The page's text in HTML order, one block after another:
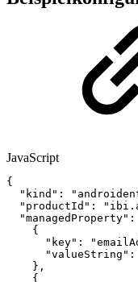
JavaScript
{
"kind" :
"productId" :
"managedProperty" :
{
"key" :
"valueString" :
} ,
{